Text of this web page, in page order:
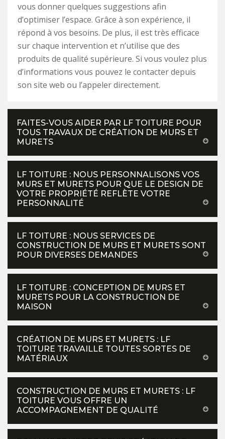
vous donner quelques suggestions afin
d’optimiser l’espace. Grâce à son expérience, il
répond à vos besoins. De plus, il est très efficace
sur chaque intervention et n’utilise que des
produits de qualité supérieure. Si vous voulez plus
d’informations vous pouvez le contacter depuis
son site web ou l’appeler directement.
FAITES-VOUS AIDER PAR LF TOITURE POUR
TOUS TRAVAUX DE CRÉATION DE MURS ET
MURETS
LF TOITURE : NOUS PERSONNALISONS VOS
MURS ET MURETS POUR QUE LE DESIGN DE
VOTRE PROPRIÉTÉ REFLÈTE VOTRE
PERSONNALITÉ
LF TOITURE : NOUS SERVICES DE
CONSTRUCTION DE MURS ET MURETS SONT
POUR DIVERSES DEMANDES
LF TOITURE : CONCEPTION DE MURS ET
MURETS POUR LA CONSTRUCTION DE
MAISON
CRÉATION DE MURS ET MURETS : LF
TOITURE TRAVAILLE TOUTES SORTES DE
MATÉRIAUX
CONSTRUCTION DE MURS ET MURETS : LF
TOITURE VOUS OFFRE UN
ACCOMPAGNEMENT DE QUALITÉ